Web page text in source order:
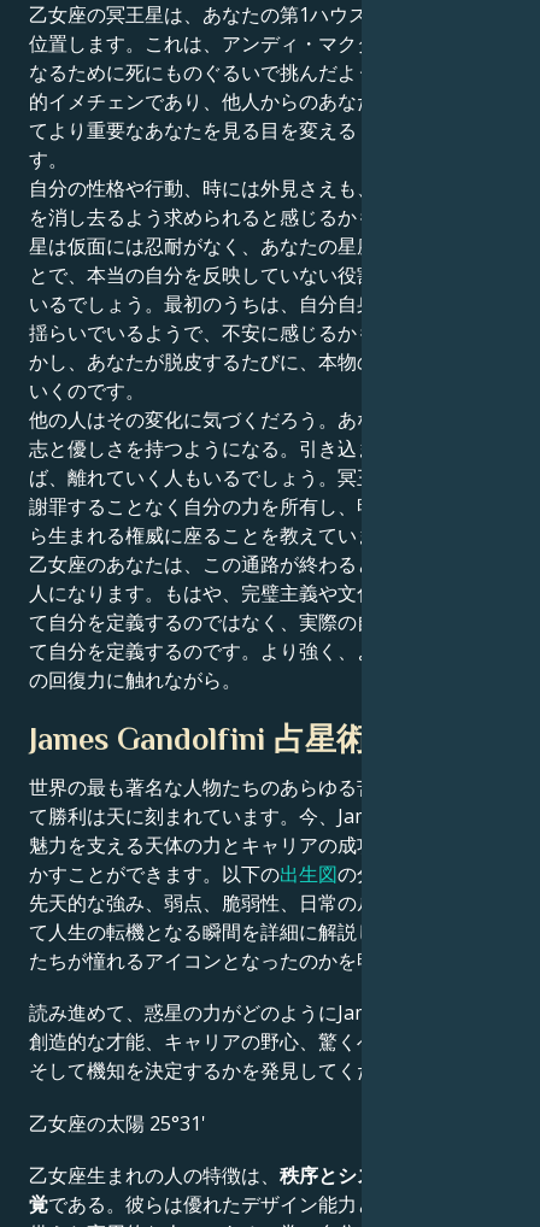
乙女座の冥王星は、あなたの第1ハウスである乙女座に
位置します。これは、アンディ・マクダウェルが美しく
なるために死にものぐるいで挑んだような、完全な個人
的イメチェンであり、他人からのあなたを見る目、そし
てより重要なあなたを見る目を変えるトランジットで
す。
自分の性格や行動、時には外見さえも、これまでの面影
を消し去るよう求められると感じるかもしれない。冥王
星は仮面には忍耐がなく、あなたの星座に一緒にいるこ
とで、本当の自分を反映していない役割を捨てるよう強
いるでしょう。最初のうちは、自分自身の感覚の土台が
揺らいでいるようで、不安に感じるかもしれません。し
かし、あなたが脱皮するたびに、本物の自分に近づいて
いくのです。
他の人はその変化に気づくだろう。あなたはある種の意
志と優しさを持つようになる。引き込まれる人もいれ
ば、離れていく人もいるでしょう。冥王星はあなたに、
謝罪することなく自分の力を所有し、明確な自己認識か
ら生まれる権威に座ることを教えています。
乙女座のあなたは、この通路が終わると、生まれたての
人になります。もはや、完璧主義や文化的価値観によっ
て自分を定義するのではなく、実際の自分の深さによっ
て自分を定義するのです。より強く、より大胆に、自分
の回復力に触れながら。
James Gandolfini 占星術的肖像画
世界の最も著名な人物たちのあらゆる苦闘、挑戦、そし
て勝利は天に刻まれています。今、James Gandolfiniの
魅力を支える天体の力とキャリアの成功の秘密を解き明
かすことができます。以下の出生図の分析では、彼らの
先天的な強み、弱点、脆弱性、日常のルーティン、そし
て人生の転機となる瞬間を詳細に解説し、なぜ彼らが私
たちが憧れるアイコンとなったのかを明らかにします。
読み進めて、惑星の力がどのようにJames Gandolfiniの
創造的な才能、キャリアの野心、驚くべき成果、知恵、
そして機知を決定するかを発見してください。
乙女座の太陽 25°31'
乙女座生まれの人の特徴は、 秩序とシステムに対する感
覚である。彼らは優れたデザイン能力と手先の器用さを